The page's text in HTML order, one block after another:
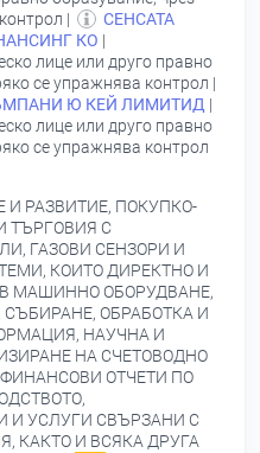
|
СЕНСАТА
КО |
лице или друго правно
се упражнява контрол |
Ю КЕЙ ЛИМИТИД |
лице или друго правно
се упражнява контрол
И РАЗВИТИЕ, ПОКУПКО-
ТЪРГОВИЯ С
ГАЗОВИ СЕНЗОРИ И
КОИТО ДИРЕКТНО И
МАШИННО ОБОРУДВАНЕ,
ОБРАБОТКА И
НАУЧНА И
НА СЧЕТОВОДНО
ОТЧЕТИ ПО
И УСЛУГИ СВЪРЗАНИ С
КАКТО И ВСЯКА ДРУГА